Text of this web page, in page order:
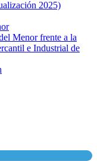
2025)
Menor frente a la
e Industrial de